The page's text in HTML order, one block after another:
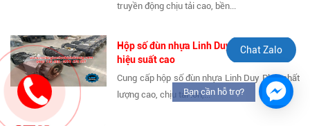
truyền động chịu tải cao, bền...
Hộp số đùn nhựa Linh Duy Phát – Bền bỉ,
hiệu suất cao
Cung cấp hộp số đùn nhựa Linh Duy Phát chất
lượng cao, chịu tải lớn,...
Chat Zalo
Bạn cần hỗ trợ?